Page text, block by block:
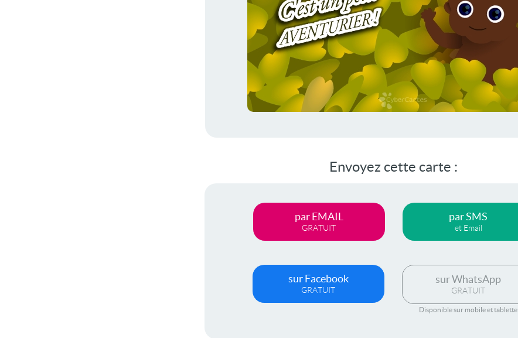
Envoyez cette carte :
par EMAIL
GRATUIT
par SMS
et Email
sur Facebook
GRATUIT
sur WhatsApp
GRATUIT
Disponible sur mobile et tablette